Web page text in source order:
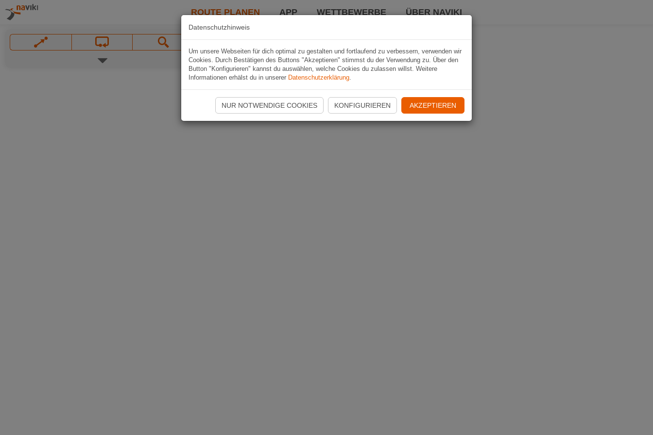
ROUTE PLANEN APP WETTBEWERBE ÜBER NAVIKI
Datenschutzhinweis
Um unsere Webseiten für dich optimal zu gestalten und fortlaufend zu verbessern, verwenden wir
Cookies. Durch Bestätigen des Buttons "Akzeptieren" stimmst du der Verwendung zu. Über den
Button "Konfigurieren" kannst du auswählen, welche Cookies du zulassen willst. Weitere
Informationen erhälst du in unserer Datenschutzerklärung.
NUR NOTWENDIGE COOKIES KONFIGURIEREN AKZEPTIEREN